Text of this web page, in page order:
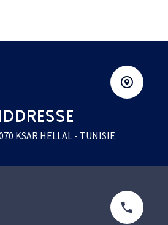
KSAR HELLAL - TUNISIE